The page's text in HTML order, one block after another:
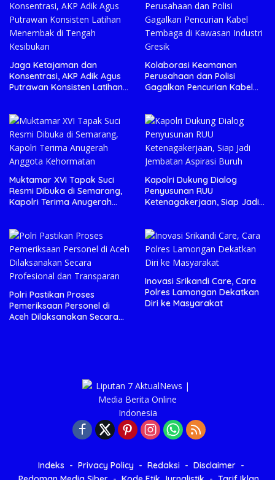
Jaga Ketajaman dan
Konsentrasi, AKP Adik Agus
Putrawan Konsisten Latihan
Kolaborasi Keamanan
Perusahaan dan Polisi
Gagalkan Pencurian Kabel
Muktamar XVI Tapak Suci
Resmi Dibuka di Semarang,
Kapolri Terima Anugerah
Kapolri Dukung Dialog
Penyusunan RUU
Ketenagakerjaan, Siap Jadi
Polri Pastikan Proses
Pemeriksaan Personel di
Aceh Dilaksanakan Secara
Inovasi Srikandi Care, Cara
Polres Lamongan Dekatkan
Diri ke Masyarakat
Indeks Privacy Policy Redaksi
Disclaimer